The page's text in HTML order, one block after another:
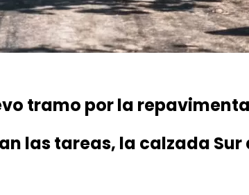
tramo por la
las tareas, la calzada